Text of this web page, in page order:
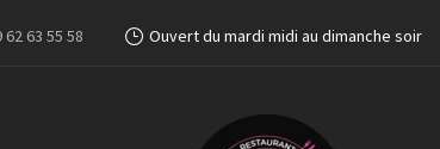
62 63 55 58 Ouvert du mardi midi au dimanche soir